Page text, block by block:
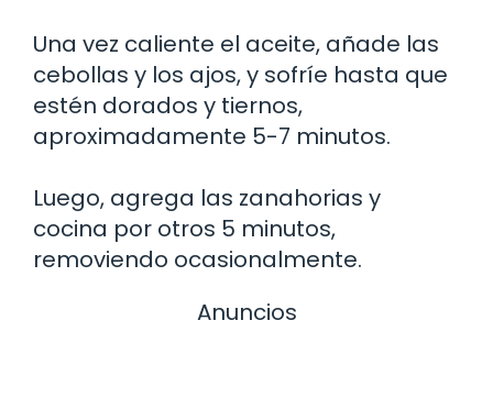
Una vez caliente el aceite, añade las
cebollas y los ajos, y sofríe hasta que
estén dorados y tiernos,
aproximadamente 5-7 minutos.
Luego, agrega las zanahorias y
cocina por otros 5 minutos,
removiendo ocasionalmente.
Anuncios